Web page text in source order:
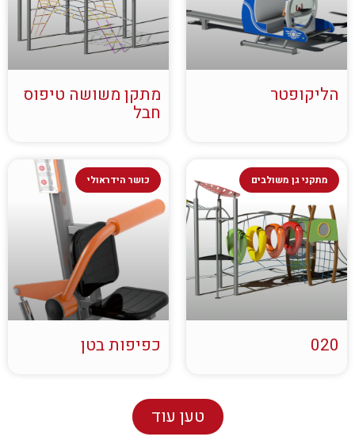
הליקופטר מתקן משושה טיפוס
חבל
מתקני גן משולבים
020
כושר הידראולי
כפיפות בטן
טען עוד